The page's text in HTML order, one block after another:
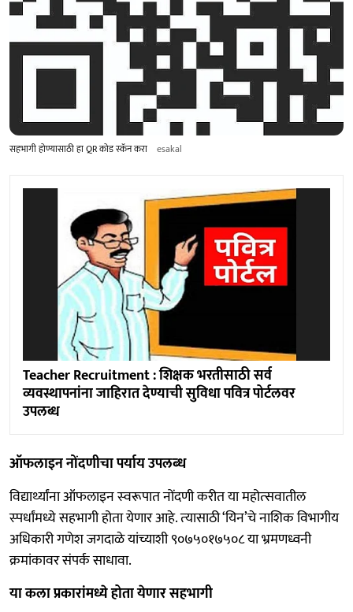
सहभागी होण्यासाठी हा ‍QR कोड स्‍कॅन करा esakal
Teacher Recruitment : शिक्षक भरतीसाठी सर्व
व्यवस्थापनांना जाहिरात देण्याची सुविधा पवित्र पोर्टलवर
उपलब्ध
ऑफलाइन नोंदणीचा पर्याय उपलब्‍ध
विद्यार्थ्यांना ऑफलाइन स्‍वरूपात नोंदणी करीत या महोत्‍सवातील
स्‍पर्धांमध्ये सहभागी होता येणार आहे. त्‍यासाठी ‘यिन’चे नाशिक विभागीय
अधिकारी गणेश जगदाळे यांच्याशी ९०७५०१७५०८ या भ्रमणध्वनी
क्रमांकावर संपर्क साधावा.
या कला प्रकारांमध्ये होता येणार सहभागी